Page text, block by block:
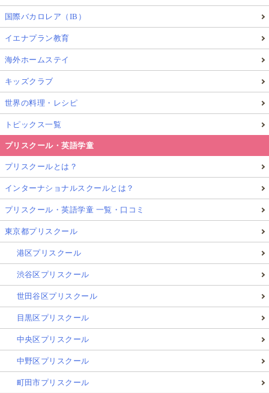
と、子どもが知ることで、
待にも繋がるとても重要なことだと思います。
しかし、親が教えるのはとってもハードルの高いテー
マでもありますよね。
今回ご紹介させていただいたスウェーデンの学校で行
われている社会科授業のように、
リアルに存在する政党の政治の内容を党員になり
きってディベートしてみる
政治家になりきって模擬選挙を行ってみる
子ども自らが擬似的に新政党を旗揚げし、政策・
公約を練ったりディベートを行う
模擬選挙で実際にグループ対抗で戦ってみる
実際に活動している政治家に直接質問を投げかけ
たり議論をしてみる
…などを通じて
こそ、“夏季オリンピックよりも盛り上がる”ほどに
「政治」「選挙」に興味を持つ主権者を育てることに
成功している「スウェーデン流の教育」の秘訣なのか
もしれません。
「政治」「選挙」「民主主義」を体験型で実学する教
国際バカロレア（IB）
イエナプラン教育
海外ホームステイ
キッズクラブ
世界の料理・レシピ
トピックス一覧
プリスクール・英語学童
プリスクールとは？
インターナショナルスクールとは？
プリスクール・英語学童 一覧・口コミ
東京都プリスクール
港区プリスクール
渋谷区プリスクール
世田谷区プリスクール
目黒区プリスクール
中央区プリスクール
中野区プリスクール
町田市プリスクール